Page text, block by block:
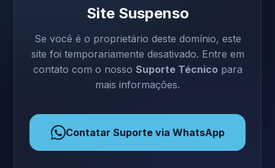
Site Suspenso
Se você é o proprietário deste domínio, este
site foi temporariamente desativado. Entre em
contato com o nosso Suporte Técnicopara
mais informações.
Contatar Suporte via WhatsApp